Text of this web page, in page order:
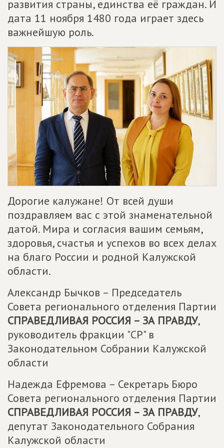
развития страны, единства её граждан. И
дата 11 ноября 1480 года играет здесь
важнейшую роль.
Дорогие калужане! От всей души
поздравляем вас с этой знаменательной
датой. Мира и согласия вашим семьям,
здоровья, счастья и успехов во всех делах
на благо России и родной Калужской
области.
Александр Бычков – Председатель
Совета регионального отделения Партии
СПРАВЕДЛИВАЯ РОССИЯ – ЗА ПРАВДУ,
руководитель фракции "СР" в
Законодательном Собрании Калужской
области
Надежда Ефремова – Секретарь Бюро
Совета регионального отделения Партии
СПРАВЕДЛИВАЯ РОССИЯ – ЗА ПРАВДУ,
депутат Законодательного Собрания
Калужской области